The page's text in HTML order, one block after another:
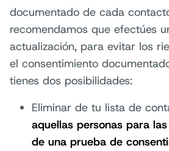
documentado de cada
recomendamos que efectúes
actualización, para evitar los
el consentimiento
tienes dos posibilidades:
Eliminar de tu lista de
aquellas personas para
de una prueba de